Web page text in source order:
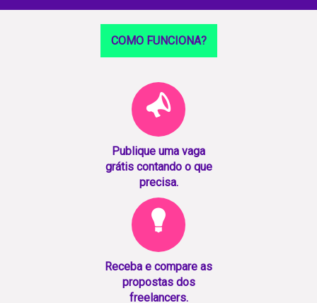
COMO FUNCIONA?
Publique uma vaga
grátis contando o que
precisa.
Receba e compare as
propostas dos
freelancers.